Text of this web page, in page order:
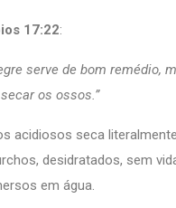
17:22:
serve de bom remédio,
os ossos.”
acidiosos seca
desidratados, sem
em água.